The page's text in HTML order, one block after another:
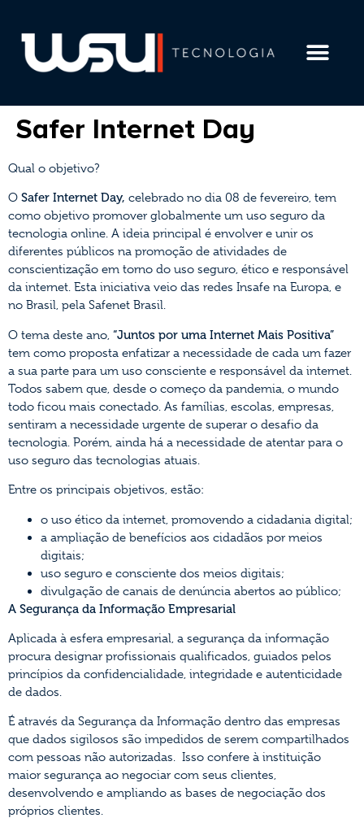
Safer Internet Day
Qual o objetivo?
O Safer Internet Day, celebrado no dia 08 de fevereiro, tem
como objetivo promover globalmente um uso seguro da
tecnologia online. A ideia principal é envolver e unir os
diferentes públicos na promoção de atividades de
conscientização em torno do uso seguro, ético e responsável
da internet. Esta iniciativa veio das redes Insafe na Europa, e
no Brasil, pela Safenet Brasil.
O tema deste ano, “Juntos por uma Internet Mais Positiva”
tem como proposta enfatizar a necessidade de cada um fazer
a sua parte para um uso consciente e responsável da internet.
Todos sabem que, desde o começo da pandemia, o mundo
todo ficou mais conectado. As famílias, escolas, empresas,
sentiram a necessidade urgente de superar o desafio da
tecnologia. Porém, ainda há a necessidade de atentar para o
uso seguro das tecnologias atuais.
Entre os principais objetivos, estão:
o uso ético da internet, promovendo a cidadania digital;
a ampliação de benefícios aos cidadãos por meios
digitais;
uso seguro e consciente dos meios digitais;
divulgação de canais de denúncia abertos ao público;
A Segurança da Informação Empresarial
Aplicada à esfera empresarial, a segurança da informação
procura designar profissionais qualificados, guiados pelos
princípios da confidencialidade, integridade e autenticidade
de dados.
É através da Segurança da Informação dentro das empresas
que dados sigilosos são impedidos de serem compartilhados
com pessoas não autorizadas. Isso confere à instituição
maior segurança ao negociar com seus clientes,
desenvolvendo e ampliando as bases de negociação dos
próprios clientes.